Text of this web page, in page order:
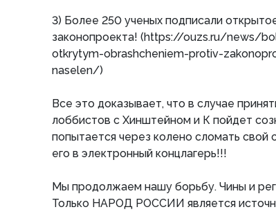
3) Более 250 ученых подписали
законопроекта! (https://ouzs.ru/news/
otkrytym-obrashcheniem-protiv-
naselen/)
Все это доказывает, что в случае
лоббистов с Хинштейном и К пойдет
попытается через колено сломать свой
его в электронный концлагерь!!!
Мы продолжаем нашу борьбу. Чины и
Только НАРОД РОССИИ является